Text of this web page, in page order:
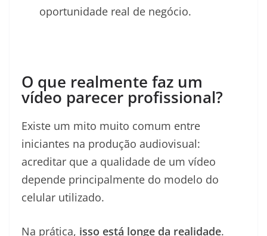
oportunidade real de negócio.
O que realmente faz um
vídeo parecer profissional?
Existe um mito muito comum entre
iniciantes na produção audiovisual:
acreditar que a qualidade de um vídeo
depende principalmente do modelo do
celular utilizado.
Na prática, isso está longe da realidade.